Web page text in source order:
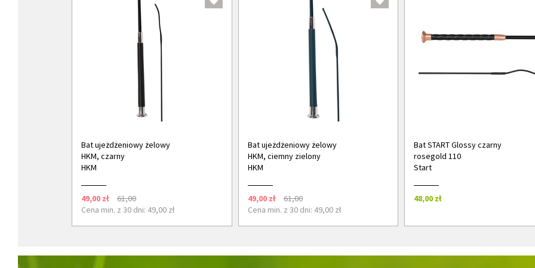
Bat ujeżdżeniowy żelowy
HKM, czarny
HKM
49,00 zł
61,00
Cena min. z 30 dni: 49,00 zł
Bat ujeżdżeniowy żelowy
HKM, ciemny zielony
HKM
49,00 zł
61,00
Cena min. z 30 dni: 49,00 zł
Bat START Glossy czarny
rosegold 110
Start
48,00 zł